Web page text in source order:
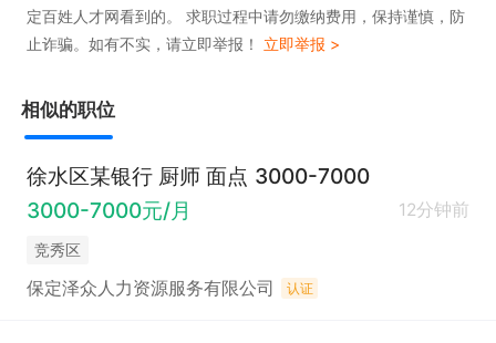
定百姓人才网看到的。 求职过程中请勿缴纳费用，保持谨慎，防
止诈骗。如有不实，请立即举报！ 立即举报 >
相似的职位
徐水区某银行 厨师 面点 3000-7000
3000-7000元/月
12分钟前
竞秀区
保定泽众人力资源服务有限公司 认证